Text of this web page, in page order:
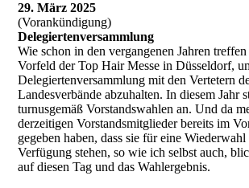
29. März 2025
(Vorankündigung)
Delegiertenversammlung
Wie schon in den vergangenen Jahren
Vorfeld der Top Hair Messe in Düsseldorf,
Delegiertenversammlung mit den Vertetern
Landesverbände abzuhalten. In diesem Jahr
turnusgemäß Vorstandswahlen an. Und da
derzeitigen Vorstandsmitglieder bereits im
gegeben haben, dass sie für eine
Verfügung stehen, so wie ich selbst auch,
auf diesen Tag und das Wahlergebnis.